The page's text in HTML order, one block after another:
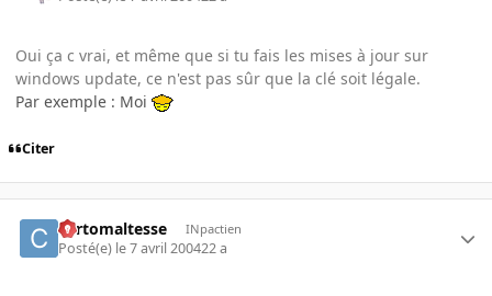
Oui ça c vrai, et même que si tu fais les mises à jour sur
windows update, ce n'est pas sûr que la clé soit légale.
Par exemple : Moi
Citer
cortomaltesse INpactien
Posté(e) le 7 avril 200422 a